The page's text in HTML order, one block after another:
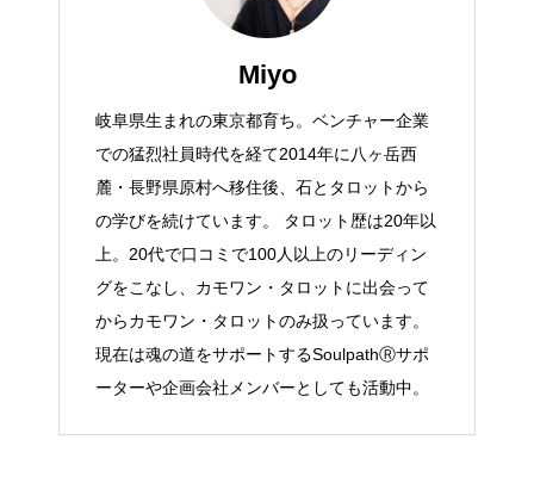
Miyo
岐阜県生まれの東京都育ち。ベンチャー企業
での猛烈社員時代を経て2014年に八ヶ岳西
麓・長野県原村へ移住後、石とタロットから
の学びを続けています。 タロット歴は20年以
上。20代で口コミで100人以上のリーディン
グをこなし、カモワン・タロットに出会って
からカモワン・タロットのみ扱っています。
現在は魂の道をサポートするSoulpathⓇサポ
ーターや企画会社メンバーとしても活動中。